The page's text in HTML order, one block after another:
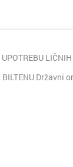
BILTENU Državni